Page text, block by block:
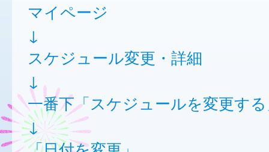
マイページ
↓
スケジュール変更・詳細
↓
一番下「スケジュールを変更す
↓